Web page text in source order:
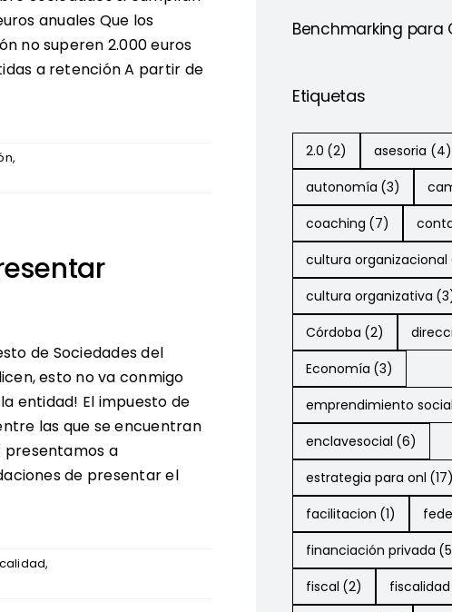
anuales Que los
no superen 2.000 euros
a retención A partir de
,
de Sociedades del
esto no va conmigo
entidad! El impuesto de
las que se encuentran
presentamos a
de presentar el
,
Benchmarking para
Etiquetas
2.0 (2) asesoria (4)
autonomía (3)
coaching (7)
cultura organizacional
cultura organizativa
Córdoba (2)
Economía (3)
emprendimiento social
enclavesocial (6)
estrategia para onl (17)
facilitacion (1)
financiación privada
fiscal (2) fiscalidad